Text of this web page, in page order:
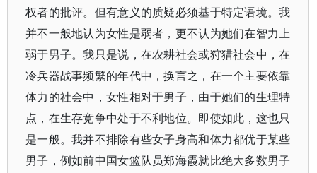
权者的批评。但有意义的质疑必须基于特定语境。我
并不一般地认为女性是弱者，更不认为她们在智力上
弱于男子。我只是说，在农耕社会或狩猎社会中，在
冷兵器战事频繁的年代中，换言之，在一个主要依靠
体力的社会中，女性相对于男子，由于她们的生理特
点，在生存竞争中处于不利地位。即使如此，这也只
是一般。我并不排除有些女子身高和体力都优于某些
男子，例如前中国女篮队员郑海霞就比绝大多数男子